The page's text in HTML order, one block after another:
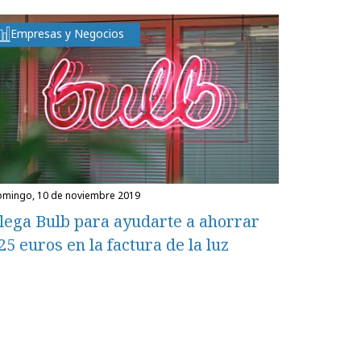
Empresas y Negocios
10 de noviembre 2019
Bulb para ayudarte a ahorrar
euros en la factura de la luz